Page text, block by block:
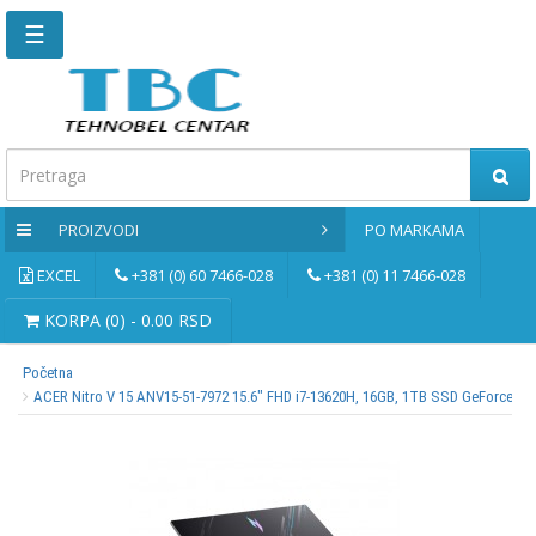
Glavna
Kontaktirajte
nas
Po
markama
PROIZVODI
Bernardo
☰
PROIZVODI PO MARKAMA
EXCEL +381 (0) 60 7466-028 +381 (0) 11 7466-028
KORPA (0) - 0.00 RSD
Početna
ACER Nitro V 15 ANV15-51-7972 15.6" FHD i7-13620H, 16GB, 1TB SSD GeForce